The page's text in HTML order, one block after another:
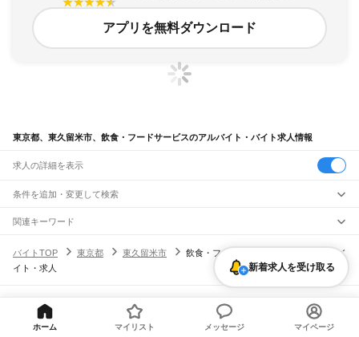
アプリを無料ダウンロード
東京都、東久留米市、飲食・フードサービスのアルバイト・バイト求人情報
求人の詳細を表示
条件を追加・変更して検索
市区町村を追加・変更
東京都すべて
東京23区
墨田区江東区
江戸川区
八王子市 武蔵野市三鷹市 府中市昭島市調布市 小金井市
駅を追加・変更
JR山手線
大崎駅五反田駅 恵比寿駅 渋谷駅 代々木駅新宿駅
新大久保駅
職種を追加・変更
飲食・フードサービス
すべて
ホールスタッフ
キッチンスタッフ 皿洗い・洗い場 精肉・鮮魚加工
給食調理
特徴を追加・変更
人気
雇用形態を追加・変更
関連キーワード
東京都 東久留米市 飲食・フードサービス キッチンスタッフ 調理補助
東京都 東久留米市 レストラン
東京都 東久留米市 レストラン キッチン
東京都 東久留米市 飲食・フードサービス パンケーキ
バイトTOP 東京都 東久留米市
飲食・フードサービスのアルバイト・バ
イト・求人
新着求人を受け取る
ヘルプ・お問い合わせ サイトマップ
利用規約・プライバシーポリシー
[企業]求人広告の掲載相談
ホーム マイリスト メッセージ マイページ